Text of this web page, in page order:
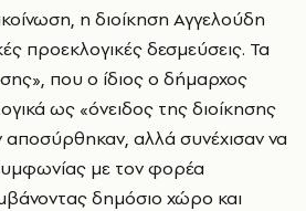
η διοίκηση Αγγελούδη
προεκλογικές δεσμεύσεις. Τα
που ο ίδιος ο δήμαρχος
ως «όνειδος της διοίκησης
αποσύρθηκαν, αλλά συνέχισαν να
με τον φορέα
δημόσιο χώρο και